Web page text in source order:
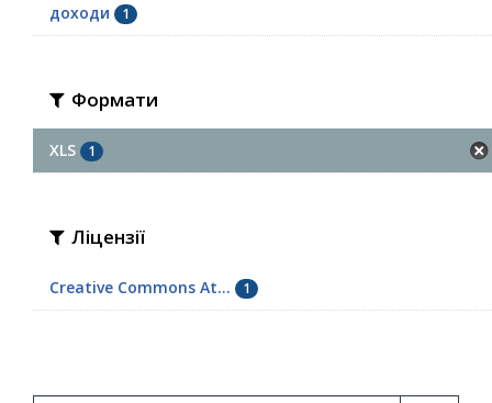
доходи 1
Формати
XLS 1
Ліцензії
Creative Commons At... 1